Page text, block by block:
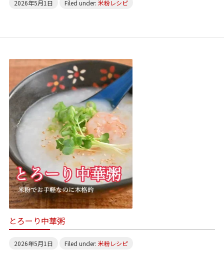
2026年5月1日 Filed under: 米粉レシピ
とろーり中華粥
2026年5月1日 Filed under: 米粉レシピ